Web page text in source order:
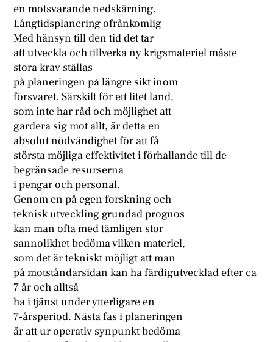
en motsvarande nedskärning.
Långtidsplanering ofrånkomlig
Med hänsyn till den tid det tar
att utveckla och tillverka ny krigsmateriel måste
stora krav ställas
på planeringen på längre sikt inom
försvaret. Särskilt för ett litet land,
som inte har råd och möjlighet att
gardera sig mot allt, är detta en
absolut nödvändighet för att få
största möjliga effektivitet i förhållande till de
begränsade resurserna
i pengar och personal.
Genom en på egen forskning och
teknisk utveckling grundad prognos
kan man ofta med tämligen stor
sannolikhet bedöma vilken materiel,
som det är tekniskt möjligt att man
på motståndarsidan kan ha färdigutvecklad efter ca
7 år och alltså
ha i tjänst under ytterligare en
7-årsperiod. Nästa fas i planeringen
är att ur operativ synpunkt bedöma